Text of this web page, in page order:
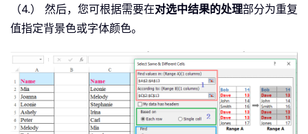
（4.） 然后，您可根据需要在对选中结果的处理部分为重复
值指定背景色或字体颜色。